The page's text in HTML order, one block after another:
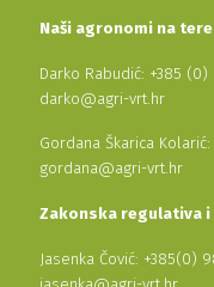
Naši agronomi na
Darko Rabudić: +385
darko@agri-vrt.hr
Gordana Škarica
gordana@agri-vrt.hr
Zakonska regulativa
Jasenka Čović: +385(0)